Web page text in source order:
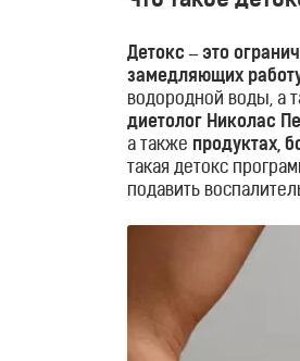
Магазин
Генераторы
водородной
Портативные
Стационарные
генераторы
Детокс – это
замедляющих
водородной воды, а
диетолог Николас
а также продуктах,
такая детокс
подавить